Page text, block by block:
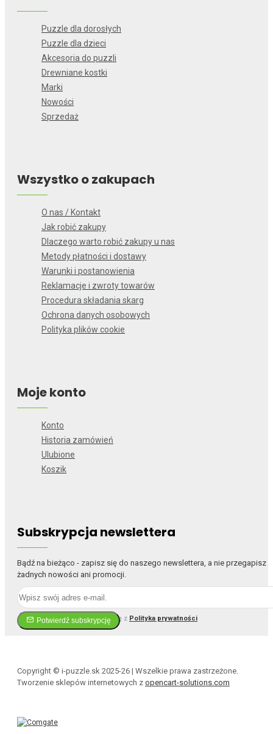
Puzzle dla dorosłych
Puzzle dla dzieci
Akcesoria do puzzli
Drewniane kostki
Marki
Nowości
Sprzedaż
Wszystko o zakupach
O nas / Kontakt
Jak robić zakupy
Dlaczego warto robić zakupy u nas
Metody płatności i dostawy
Warunki i postanowienia
Reklamacje i zwroty towarów
Procedura składania skarg
Ochrona danych osobowych
Polityka plików cookie
Moje konto
Konto
Historia zamówień
Ulubione
Koszik
Subskrypcja newslettera
Bądź na bieżąco - zapisz się do naszego newslettera, a nie przegapisz
żadnych nowości ani promocji.
Potwierdź subskrypcję
Przeczytałem i zgadzam się z Polityka prywatności
Copyright © i-puzzle.sk 2025-26 | Wszelkie prawa zastrzeżone.
Tworzenie sklepów internetowych z opencart-solutions.com